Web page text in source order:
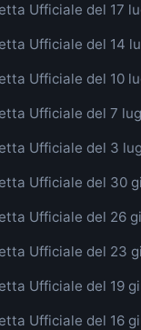
Ufficiale del 17
Ufficiale del 14
Ufficiale del 10
Ufficiale del 7
Ufficiale del 3
Ufficiale del 30
Ufficiale del 26
Ufficiale del 23
Ufficiale del 19
Ufficiale del 16